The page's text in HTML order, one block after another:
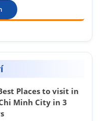
Places to visit in
Minh City in 3